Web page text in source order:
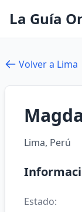
La Guía
Volver a Lima
Lima, Perú
Estado: